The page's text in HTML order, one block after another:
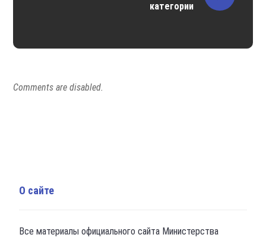
категории
Comments are disabled.
О сайте
Все материалы официального сайта Министерства